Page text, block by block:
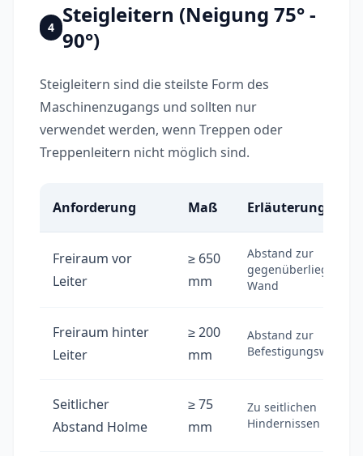
4 Steigleitern (Neigung 75° -
90°)
Steigleitern sind die steilste Form des
Maschinenzugangs und sollten nur
verwendet werden, wenn Treppen oder
Treppenleitern nicht möglich sind.
Anforderung Maß Erläuterung
Freiraum vor
Leiter
≥ 650
mm
Abstand zur
gegenüberliegenden
Wand
Freiraum hinter
Leiter
≥ 200
mm
Abstand zur
Befestigungswand
Seitlicher
Abstand Holme
≥ 75
mm
Zu seitlichen
Hindernissen